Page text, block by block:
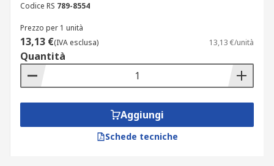
Codice RS 789-8554
Prezzo per 1 unità
13,13 €(IVA esclusa) 13,13 €/unità
Quantità
Aggiungi
Schede tecniche